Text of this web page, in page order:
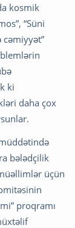
kosmik
“Süni
cəmiyyət”
ki
daha çox
bələdçilik
üçün
proqramı